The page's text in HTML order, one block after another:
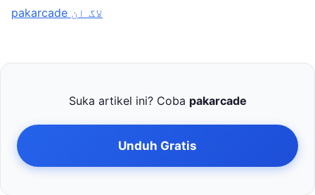
pakarcade لاگ ان
Suka artikel ini? Coba pakarcade
Unduh Gratis